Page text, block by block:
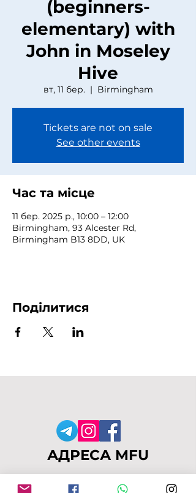
(beginners-
elementary) with
John in Moseley
Hive
вт, 11 бер.
  |
Birmingham
Tickets are not on sale
See other events
Час та місце
11 бер. 2025 р., 10:00 – 12:00
Birmingham, 93 Alcester Rd,
Birmingham B13 8DD, UK
Поділитися
АДРЕСА MFU
149-153 Alcester Rd